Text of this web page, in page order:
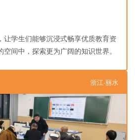
让学生们能够沉浸式畅享优质教育资
间中，探索更为广阔的知识世界。
浙江·丽水